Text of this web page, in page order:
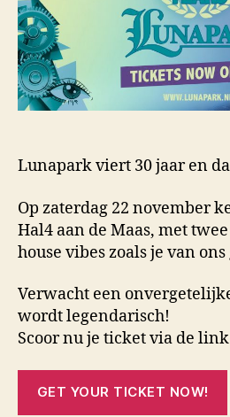
Lunapark viert 30 jaar en
Op zaterdag 22 november
Hal4 aan de Maas, met
house vibes zoals je van
Verwacht een
wordt legendarisch!
Scoor nu je ticket via de
GET YOUR TICKET NOW!